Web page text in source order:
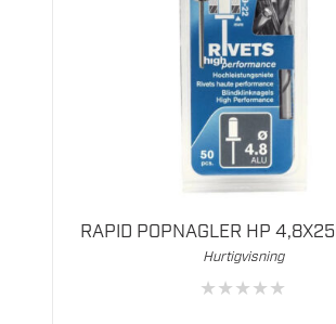
RAPID POPNAGLER HP
Hurtigvisning
★★★★★